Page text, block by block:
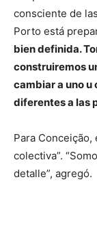
consciente de
Porto está
bien definida.
construiremos
cambiar a uno
diferentes a las
Para
colectiva”.
detalle”, agregó.